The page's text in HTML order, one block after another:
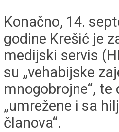
Konačno, 14.
godine Krešić je
medijski servis
su „vehabijske
mnogobrojne“, te
„umrežene i sa
članova“.